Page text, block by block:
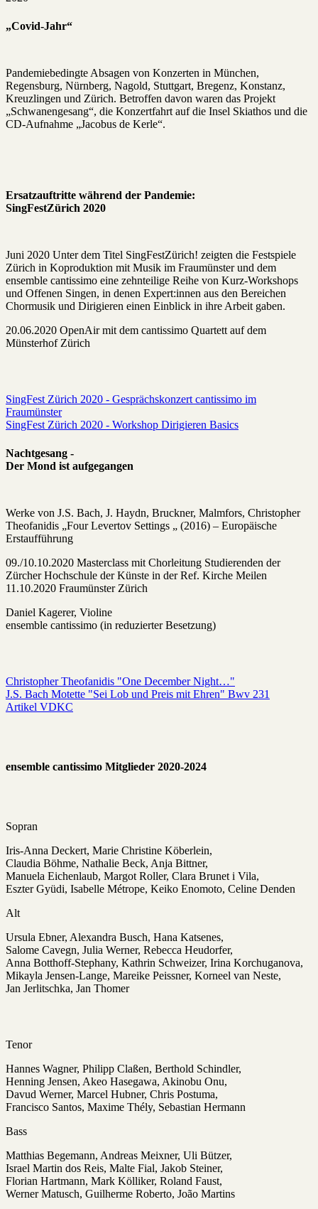
„Covid-Jahr“
Pandemiebedingte Absagen von Konzerten in München,
Regensburg, Nürnberg, Nagold, Stuttgart, Bregenz, Konstanz,
Kreuzlingen und Zürich. Betroffen davon waren das Projekt
„Schwanengesang“, die Konzertfahrt auf die Insel Skiathos und die
CD-Aufnahme „Jacobus de Kerle“.
Ersatzauftritte während der Pandemie:
SingFestZürich 2020
Juni 2020 Unter dem Titel SingFestZürich! zeigten die Festspiele
Zürich in Koproduktion mit Musik im Fraumünster und dem
ensemble cantissimo eine zehnteilige Reihe von Kurz-Workshops
und Offenen Singen, in denen Expert:innen aus den Bereichen
Chormusik und Dirigieren einen Einblick in ihre Arbeit gaben.
20.06.2020 OpenAir mit dem cantissimo Quartett auf dem
Münsterhof Zürich
SingFest Zürich 2020 - Gesprächskonzert cantissimo im
Fraumünster
SingFest Zürich 2020 - Workshop Dirigieren Basics
Nachtgesang -
Der Mond ist aufgegangen
Werke von J.S. Bach, J. Haydn, Bruckner, Malmfors, Christopher
Theofanidis „Four Levertov Settings „ (2016) – Europäische
Erstaufführung
09./10.10.2020 Masterclass mit Chorleitung Studierenden der
Zürcher Hochschule der Künste in der Ref. Kirche Meilen
11.10.2020 Fraumünster Zürich
Daniel Kagerer, Violine
ensemble cantissimo (in reduzierter Besetzung)
Christopher Theofanidis "One December Night…"
J.S. Bach Motette "Sei Lob und Preis mit Ehren" Bwv 231
Artikel VDKC
ensemble cantissimo Mitglieder 2020-2024
Sopran
Iris-Anna Deckert, Marie Christine Köberlein,
Claudia Böhme, Nathalie Beck, Anja Bittner,
Manuela Eichenlaub, Margot Roller, Clara Brunet i Vila,
Eszter Gyüdi, Isabelle Métrope, Keiko Enomoto, Celine Denden
Alt
Ursula Ebner, Alexandra Busch, Hana Katsenes,
Salome Cavegn, Julia Werner, Rebecca Heudorfer,
Anna Botthoff-Stephany, Kathrin Schweizer, Irina Korchuganova,
Mikayla Jensen-Lange, Mareike Peissner, Korneel van Neste,
Jan Jerlitschka, Jan Thomer
Tenor
Hannes Wagner, Philipp Claßen, Berthold Schindler,
Henning Jensen, Akeo Hasegawa, Akinobu Onu,
Davud Werner, Marcel Hubner, Chris Postuma,
Francisco Santos, Maxime Thély, Sebastian Hermann
Bass
Matthias Begemann, Andreas Meixner, Uli Bützer,
Israel Martin dos Reis, Malte Fial, Jakob Steiner,
Florian Hartmann, Mark Kölliker, Roland Faust,
Werner Matusch, Guilherme Roberto, João Martins